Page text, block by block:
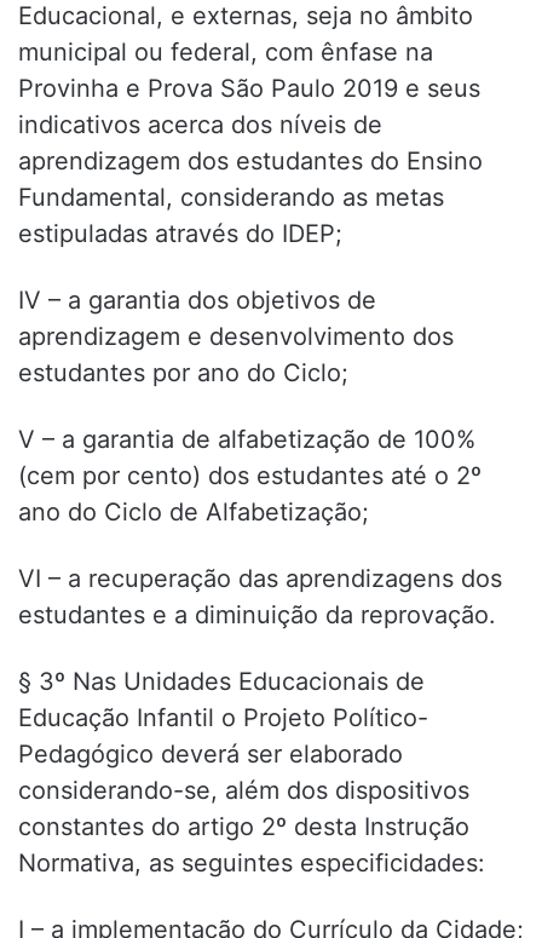
Educacional, e externas, seja no âmbito
municipal ou federal, com ênfase na
Provinha e Prova São Paulo 2019 e seus
indicativos acerca dos níveis de
aprendizagem dos estudantes do Ensino
Fundamental, considerando as metas
estipuladas através do IDEP;
IV – a garantia dos objetivos de
aprendizagem e desenvolvimento dos
estudantes por ano do Ciclo;
V – a garantia de alfabetização de 100%
(cem por cento) dos estudantes até o 2º
ano do Ciclo de Alfabetização;
VI – a recuperação das aprendizagens dos
estudantes e a diminuição da reprovação.
§ 3º Nas Unidades Educacionais de
Educação Infantil o Projeto Político-
Pedagógico deverá ser elaborado
considerando-se, além dos dispositivos
constantes do artigo 2º desta Instrução
Normativa, as seguintes especificidades:
I – a implementação do Currículo da Cidade;